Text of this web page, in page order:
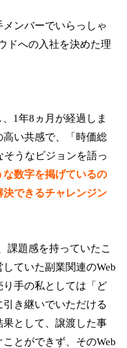
ンバーでいらっしゃ
ドへの入社を決めた理
1年8ヵ月が経過しま
高い共感で、「時価総
うなビジョンを語っ
な数字を掲げているの
できるチャレンジン
課題感を持っていたこ
ていた副業関連のWeb
り手の私としては「ど
き継いでいただける
として、譲渡した事
とができず、そのWeb